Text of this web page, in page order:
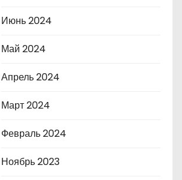
Июнь 2024
Май 2024
Апрель 2024
Март 2024
Февраль 2024
Ноябрь 2023